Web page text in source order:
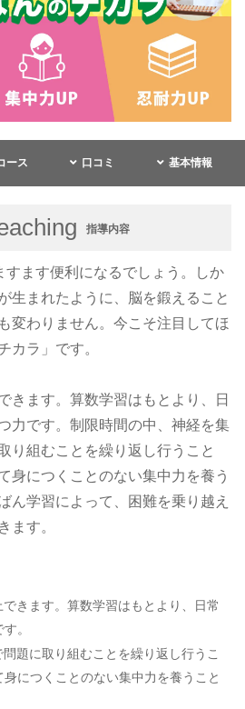
ース 口コミ 基本情報
指導内容
すます便利になるでしょう。しか
生まれたように、脳を鍛えること
変わりません。今こそ注目してほ
カラ」です。
きます。算数学習はもとより、日
力です。制限時間の中、神経を集
り組むことを繰り返し行うこと
身につくことのない集中力を養う
ん学習によって、困難を乗り越え
ます。
きます。算数学習はもとより、日常
。
題に取り組むことを繰り返し行うこ
につくことのない集中力を養うこと